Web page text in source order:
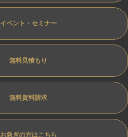
イベント・セミナー
無料見積もり
無料資料請求
お急ぎの方はこちら